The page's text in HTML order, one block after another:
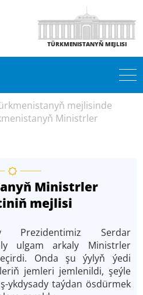
TÜRKMENISTANYŇ MEJLISI
mejlisinde
Ministrler
Ministrler
mejlisi
Serdar
ulgam arkaly Ministrler
Onda şu ýylyň ýedi
jemleri jemlenildi, şeýle
ykdysady taýdan ösdürmek